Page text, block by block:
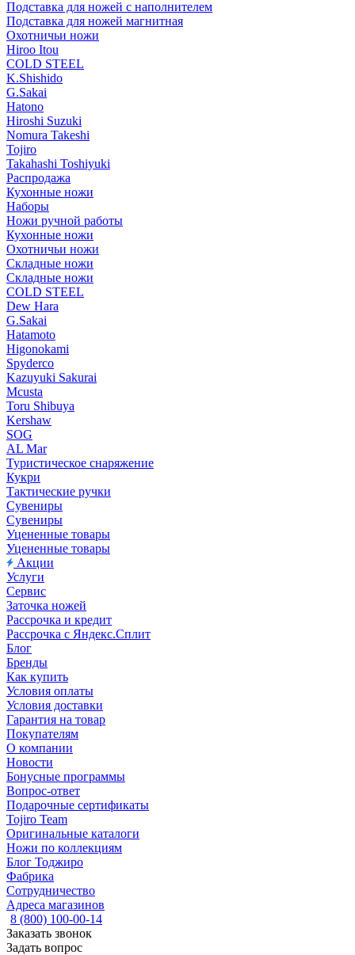
Подставка для ножей с наполнителем
Подставка для ножей магнитная
Охотничьи ножи
Hiroo Itou
COLD STEEL
K.Shishido
G.Sakai
Hatono
Hiroshi Suzuki
Nomura Takeshi
Tojiro
Takahashi Toshiyuki
Распродажа
Кухонные ножи
Наборы
Ножи ручной работы
Кухонные ножи
Охотничьи ножи
Складные ножи
Складные ножи
COLD STEEL
Dew Hara
G.Sakai
Hatamoto
Higonokami
Spyderco
Kazuyuki Sakurai
Mcusta
Toru Shibuya
Kershaw
SOG
AL Mar
Туристическое снаряжение
Кукри
Тактические ручки
Сувениры
Сувениры
Уцененные товары
Уцененные товары
Акции
Услуги
Сервис
Заточка ножей
Рассрочка и кредит
Рассрочка с Яндекс.Сплит
Блог
Бренды
Как купить
Условия оплаты
Условия доставки
Гарантия на товар
Покупателям
О компании
Новости
Бонусные программы
Вопрос-ответ
Подарочные сертификаты
Tojiro Team
Оригинальные каталоги
Ножи по коллекциям
Блог Тоджиро
Фабрика
Сотрудничество
Адреса магазинов
8 (800) 100-00-14
Заказать звонок
Задать вопрос